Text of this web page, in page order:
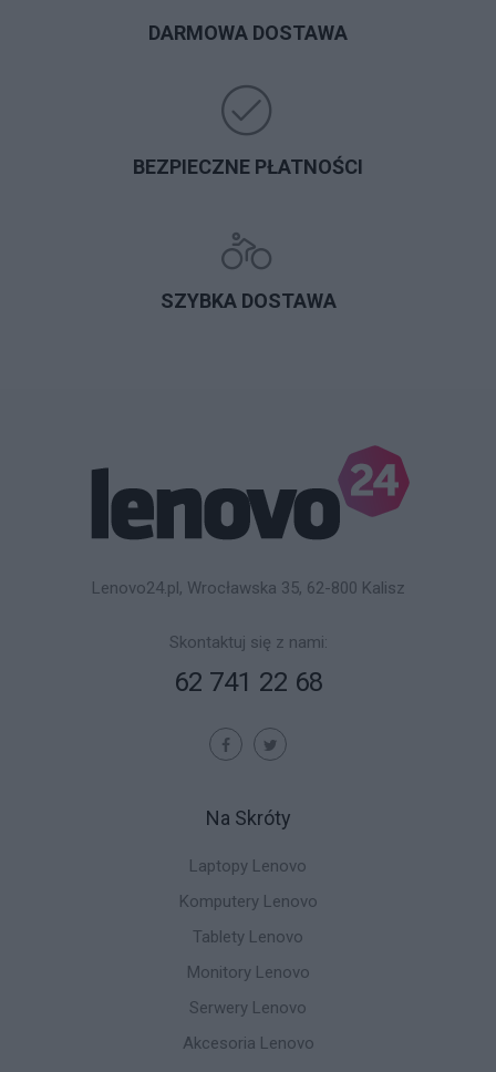
DARMOWA DOSTAWA
BEZPIECZNE PŁATNOŚCI
SZYBKA DOSTAWA
Lenovo24.pl, Wrocławska 35, 62-800 Kalisz
Skontaktuj się z nami:
62 741 22 68
Na Skróty
Laptopy Lenovo
Komputery Lenovo
Tablety Lenovo
Monitory Lenovo
Serwery Lenovo
Akcesoria Lenovo